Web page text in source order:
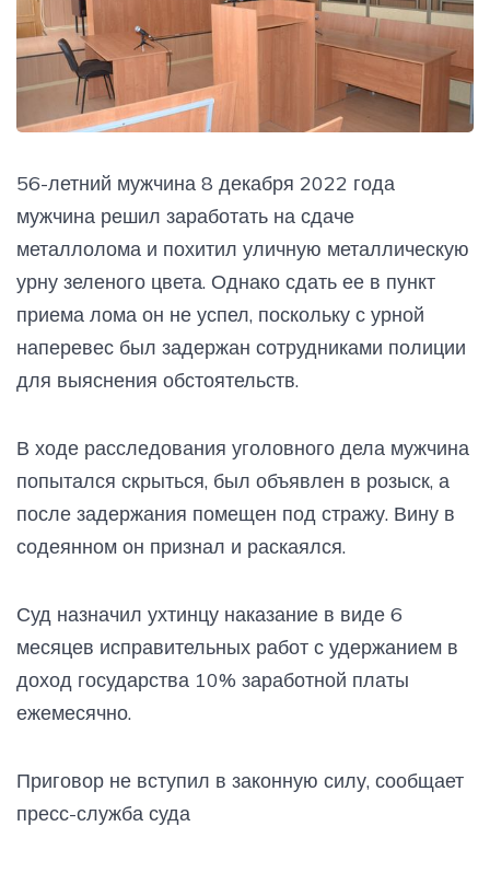
56-летний мужчина 8 декабря 2022 года
мужчина решил заработать на сдаче
металлолома и похитил уличную металлическую
урну зеленого цвета. Однако сдать ее в пункт
приема лома он не успел, поскольку с урной
наперевес был задержан сотрудниками полиции
для выяснения обстоятельств.
В ходе расследования уголовного дела мужчина
попытался скрыться, был объявлен в розыск, а
после задержания помещен под стражу. Вину в
содеянном он признал и раскаялся.
Суд назначил ухтинцу наказание в виде 6
месяцев исправительных работ с удержанием в
доход государства 10% заработной платы
ежемесячно.
Приговор не вступил в законную силу, сообщает
пресс-служба суда